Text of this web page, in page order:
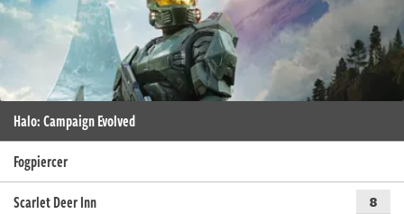
Halo: Campaign Evolved
Fogpiercer
Scarlet Deer Inn
8